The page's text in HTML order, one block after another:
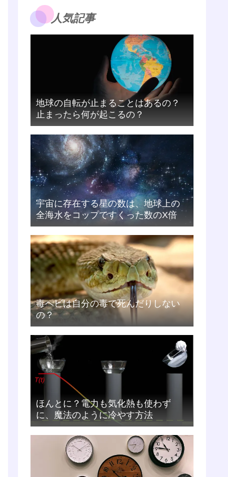
人気記事
地球の自転が止まることはあるの？
止まったら何が起こるの？
宇宙に存在する星の数は、地球上の
全海水をコップですくった数のX倍
毒ヘビは自分の毒で死んだりしない
の？
ほんとに？電力も気化熱も使わず
に、魔法のように冷やす方法